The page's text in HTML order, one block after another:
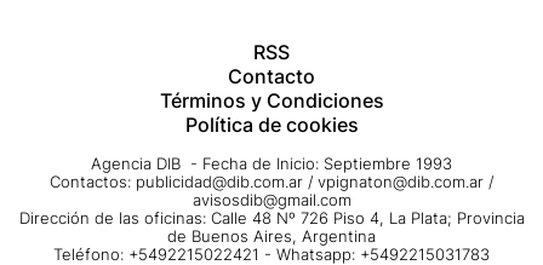
RSS
Contacto
Términos y Condiciones
Política de cookies
Agencia DIB - Fecha de Inicio: Septiembre 1993
Contactos: publicidad@dib.com.ar / vpignaton@dib.com.ar /
avisosdib@gmail.com
Dirección de las oficinas: Calle 48 Nº 726 Piso 4, La Plata; Provincia
de Buenos Aires, Argentina
Teléfono: +5492215022421 - Whatsapp: +5492215031783